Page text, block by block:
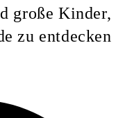
große Kinder,
zu entdecken